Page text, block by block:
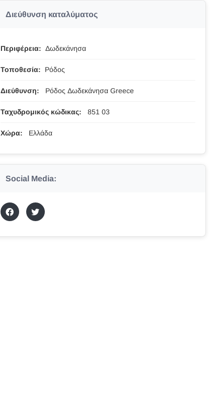
Διεύθυνση καταλύματος
Περιφέρεια: Δωδεκάνησα
Τοποθεσία: Ρόδος
Διεύθυνση: Ρόδος Δωδεκάνησα Greece
Ταχυδρομικός κώδικας: 851 03
Χώρα: Ελλάδα
Social Media: